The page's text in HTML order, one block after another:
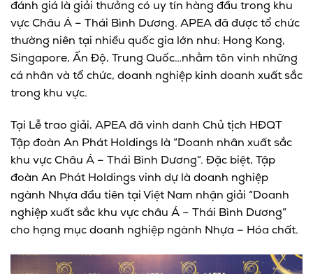
đánh giá là giải thưởng có uy tín hàng đầu trong khu
vực Châu Á – Thái Bình Dương. APEA đã được tổ chức
thường niên tại nhiều quốc gia lớn như: Hong Kong,
Singapore, Ấn Độ, Trung Quốc…nhằm tôn vinh những
cá nhân và tổ chức, doanh nghiệp kinh doanh xuất sắc
trong khu vực.
Tại Lễ trao giải, APEA đã vinh danh Chủ tịch HĐQT
Tập đoàn An Phát Holdings là “Doanh nhân xuất sắc
khu vực Châu Á – Thái Bình Dương”. Đặc biệt, Tập
đoàn An Phát Holdings vinh dự là doanh nghiệp
ngành Nhựa đầu tiên tại Việt Nam nhận giải “Doanh
nghiệp xuất sắc khu vực châu Á – Thái Bình Dương”
cho hạng mục doanh nghiệp ngành Nhựa – Hóa chất.